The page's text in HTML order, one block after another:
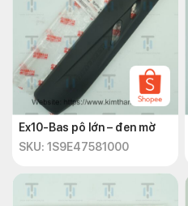
Ex10-Bas pô lớn – đen mờ
SKU: 1S9E47581000